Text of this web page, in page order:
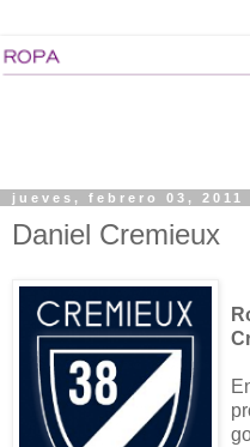
jueves, febrero 03, 2011
Daniel Cremieux